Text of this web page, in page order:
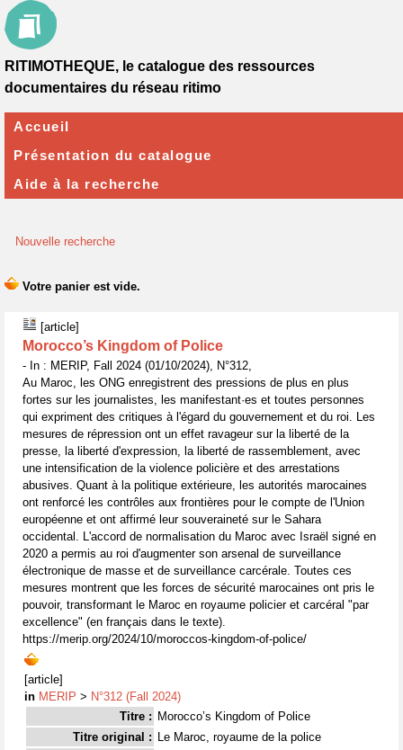
Nouvelle recherche
[article]
Morocco’s Kingdom of Police
- In : MERIP, Fall 2024 (01/10/2024), N°312,
Au Maroc, les ONG enregistrent des pressions de plus en plus
fortes sur les journalistes, les manifestant·es et toutes personnes
qui expriment des critiques à l'égard du gouvernement et du roi. Les
mesures de répression ont un effet ravageur sur la liberté de la
presse, la liberté d'expression, la liberté de rassemblement, avec
une intensification de la violence policière et des arrestations
abusives. Quant à la politique extérieure, les autorités marocaines
ont renforcé les contrôles aux frontières pour le compte de l'Union
européenne et ont affirmé leur souveraineté sur le Sahara
occidental. L'accord de normalisation du Maroc avec Israël signé en
2020 a permis au roi d'augmenter son arsenal de surveillance
électronique de masse et de surveillance carcérale. Toutes ces
mesures montrent que les forces de sécurité marocaines ont pris le
pouvoir, transformant le Maroc en royaume policier et carcéral "par
excellence" (en français dans le texte).
https://merip.org/2024/10/moroccos-kingdom-of-police/
[article]
in MERIP > N°312 (Fall 2024)
Titre : Morocco’s Kingdom of Police
Titre original : Le Maroc, royaume de la police
RITIMOTHEQUE, le catalogue des ressources
documentaires du réseau ritimo
Accueil
Présentation du catalogue
Aide à la recherche